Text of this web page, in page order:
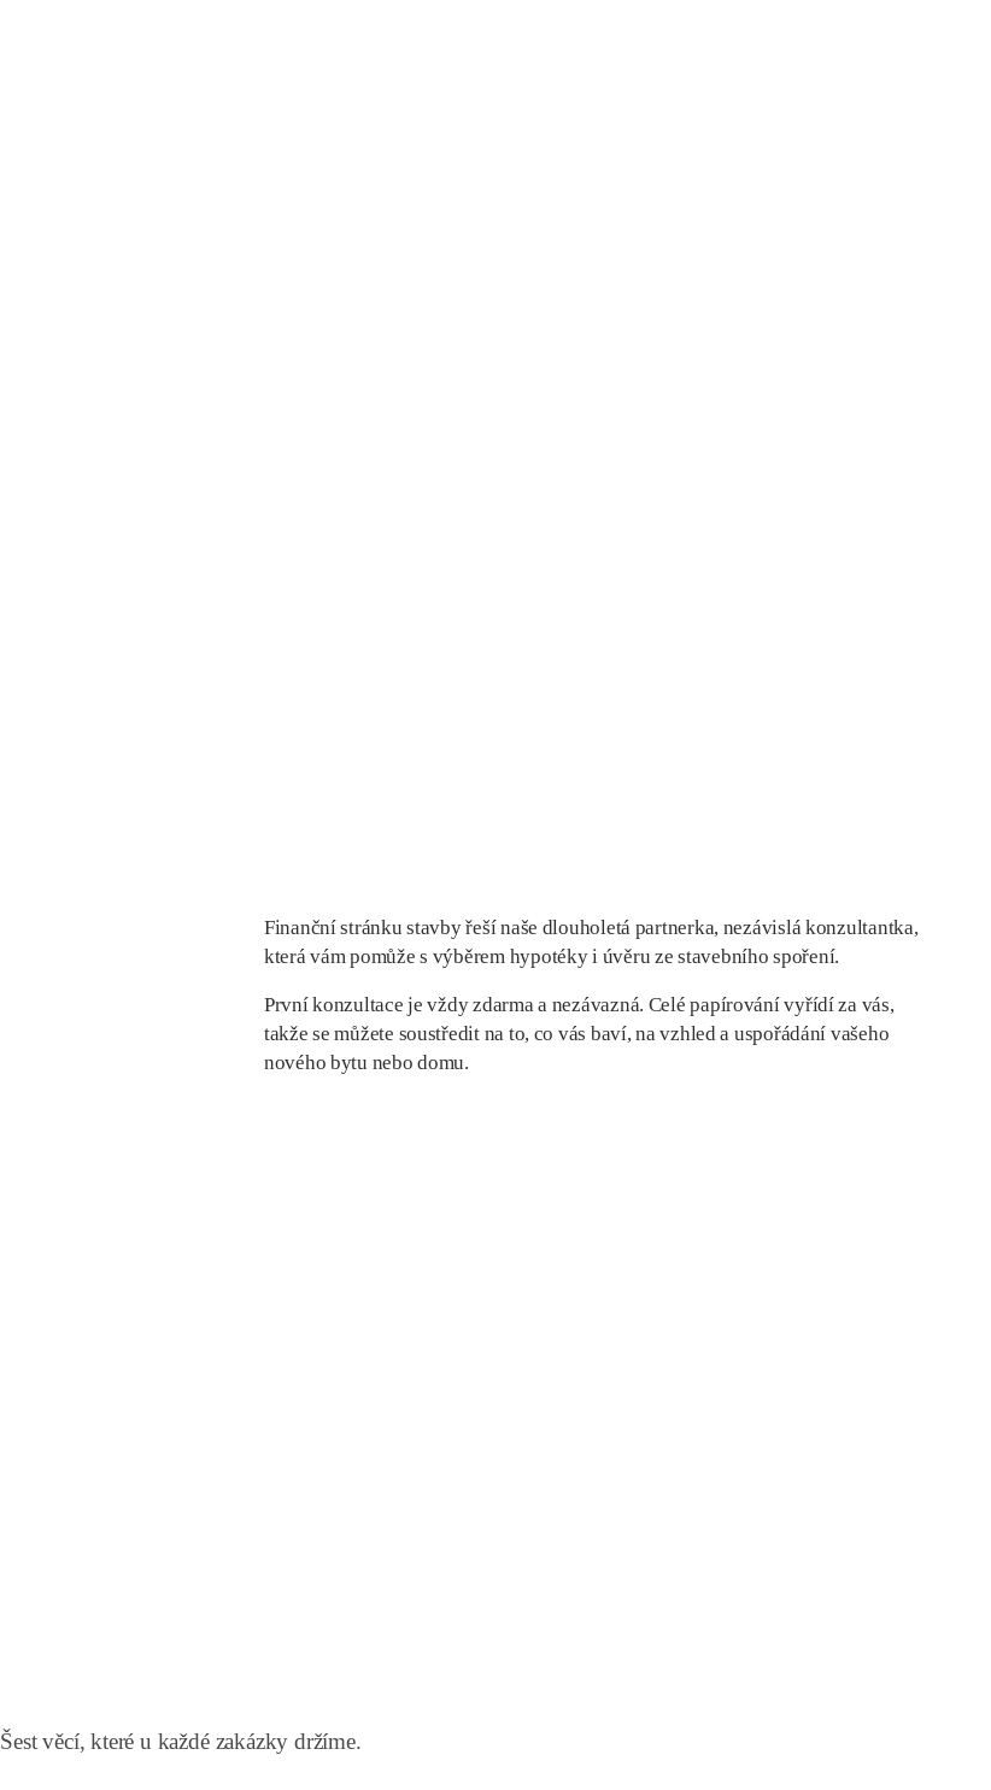
Finanční stránku stavby řeší naše dlouholetá partnerka, nezávislá konzultantka,
která vám pomůže s výběrem hypotéky i úvěru ze stavebního spoření.
První konzultace je vždy zdarma a nezávazná. Celé papírování vyřídí za vás,
takže se můžete soustředit na to, co vás baví, na vzhled a uspořádání vašeho
nového bytu nebo domu.
Šest věcí, které u každé zakázky držíme.